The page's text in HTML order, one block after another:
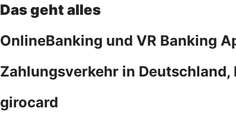
Das geht alles
OnlineBanking und VR Banking
Zahlungsverkehr in
girocard